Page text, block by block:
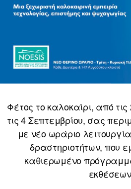
Φέτος το καλοκαίρι, από τις
τις 4 Σεπτεμβρίου, σας
με νέο ωράριο
δραστηριοτήτων, που
καθιερωμένο